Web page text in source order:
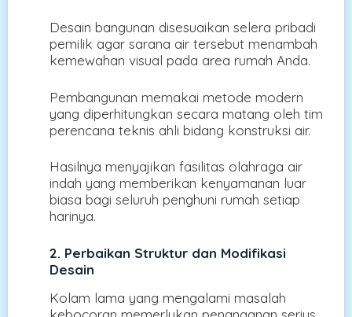
Desain bangunan disesuaikan selera pribadi
pemilik agar sarana air tersebut menambah
kemewahan visual pada area rumah Anda.
Pembangunan memakai metode modern
yang diperhitungkan secara matang oleh tim
perencana teknis ahli bidang konstruksi air.
Hasilnya menyajikan fasilitas olahraga air
indah yang memberikan kenyamanan luar
biasa bagi seluruh penghuni rumah setiap
harinya.
2. Perbaikan Struktur dan Modifikasi
Desain
Kolam lama yang mengalami masalah